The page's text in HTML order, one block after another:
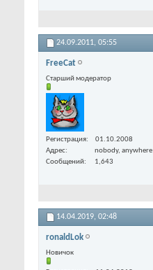
24.09.2011, 05:55
FreeCat
Старший модератор
Регистрация
01.10.2008
Адрес
nobody, anywhere
Сообщений
1,643
14.04.2019, 02:48
ronaldLok
Новичок